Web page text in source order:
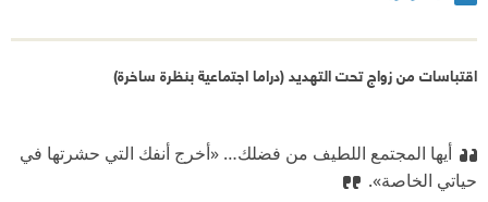
اقتباسات من زواج تحت التهديد (دراما اجتماعية بنظرة ساخرة)
أيها المجتمع اللطيف من فضلك… ‫ «أخرج أنفك التي حشرتها في
حياتي الخاصة».